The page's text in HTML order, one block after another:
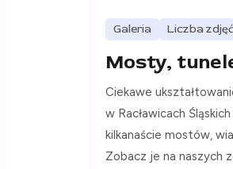
Galeria Liczba
Mosty,
Ciekawe
w Racławicach
kilkanaście mostów,
Zobacz je na naszych